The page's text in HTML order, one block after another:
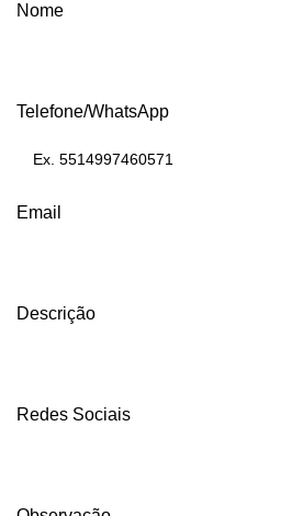
Nome
Telefone/WhatsApp
Email
Descrição
Redes Sociais